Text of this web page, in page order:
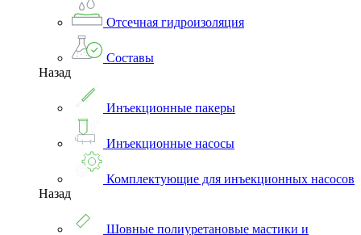
Отсечная гидроизоляция
Составы
Назад
Инъекционные пакеры
Инъекционные насосы
Комплектующие для инъекционных насосов
Назад
Шовные полиуретановые мастики и